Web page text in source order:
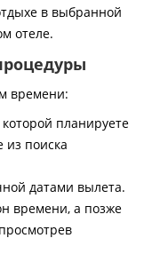
в выбранной
отеле.
времени:
планируете
из поиска
датами вылета.
времени, а позже